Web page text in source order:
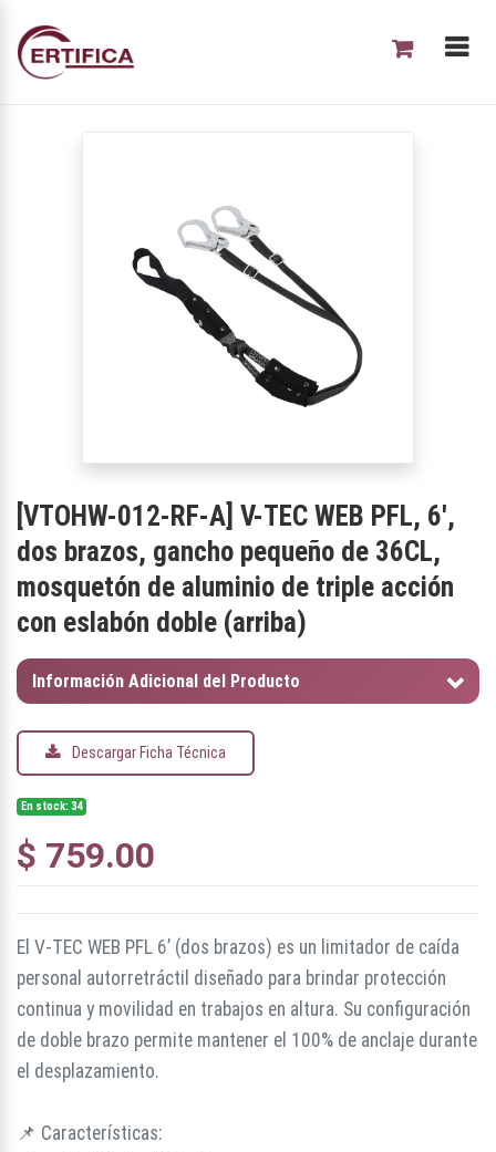
VTOHW-012-RF-A V-TEC WEB PFL, 6',
dos brazos, gancho pequeño de 36CL,
mosquetón de aluminio de triple acción
con eslabón doble (arriba)
Información Adicional del Producto
Descargar Ficha Técnica
En stock: 34
$ 759.00
El V-TEC WEB PFL 6’ (dos brazos) es un limitador de caída
personal autorretráctil diseñado para brindar protección
continua y movilidad en trabajos en altura. Su configuración
de doble brazo permite mantener el 100% de anclaje durante
el desplazamiento.
📌 Características: